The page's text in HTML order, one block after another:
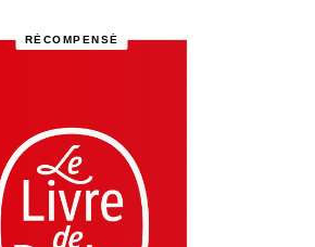
RÉCOMPENSÉ